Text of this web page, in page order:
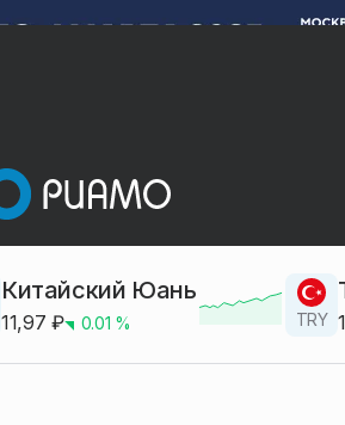
Китайский Юань
11,97 ₽ 0.01 % TRY